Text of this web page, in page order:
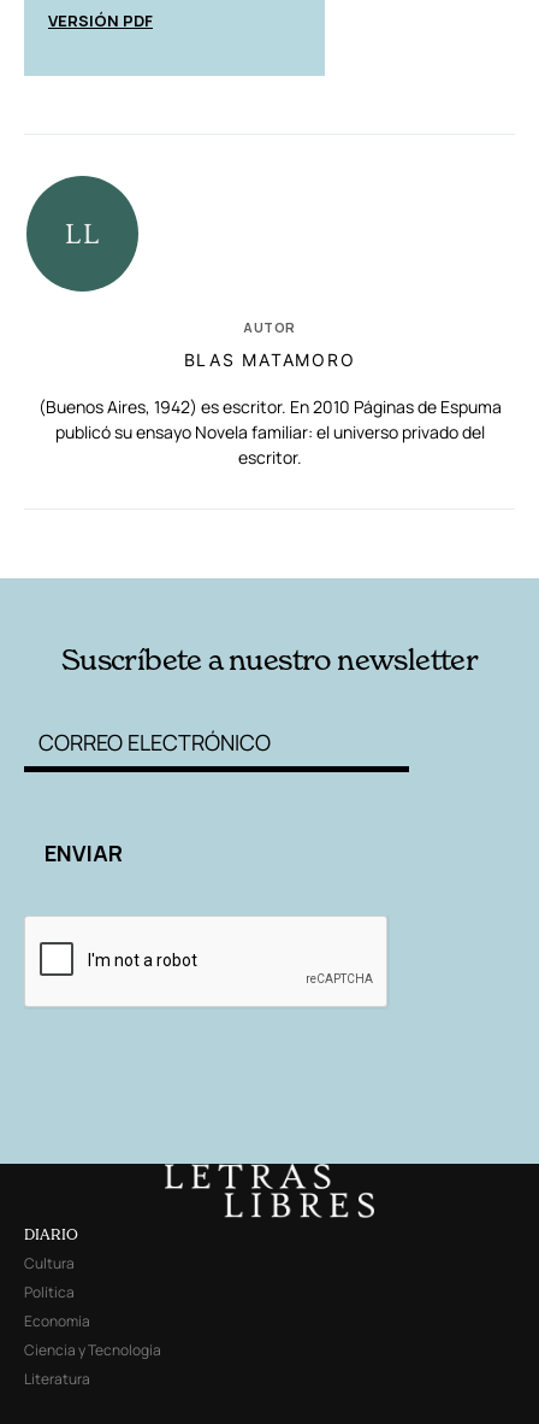
VERSIÓN PDF
AUTOR
BLAS MATAMORO
(Buenos Aires, 1942) es escritor. En 2010 Páginas de Espuma
publicó su ensayo Novela familiar: el universo privado del
escritor.
Suscríbete a nuestro newsletter
DIARIO
Cultura
Política
Economía
Ciencia y Tecnología
Literatura